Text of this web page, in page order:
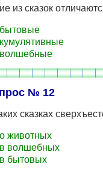
из сказок
бытовые
кумулятивные
волшебные
№ 12
сказках
о животных
в волшебных
в бытовых